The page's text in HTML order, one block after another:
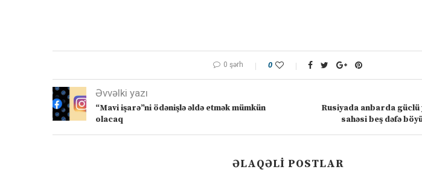
0 şərh 0
Əvvəlki yazı
“Mavi işarə”ni ödənişlə əldə etmək mümkün
olacaq
Rusiyada anbarda güclü
sahəsi beş dəfə
ƏLAQƏLI POSTLAR